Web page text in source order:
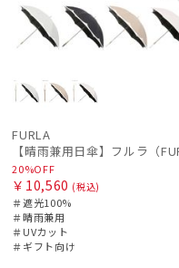
絞り込み
レディース
売上点数順
お気に入り
FURLA
20%OFF
￥10,560 (税込)
＃遮光100%
＃晴雨兼用
＃UVカット
＃ギフト向け